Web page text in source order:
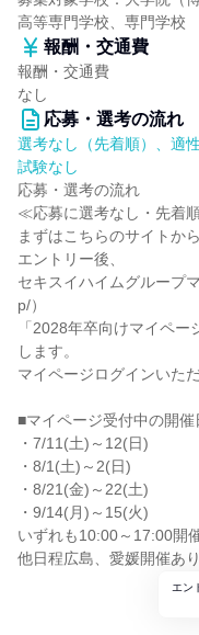
高等専門学校、専門学校
報酬・交通費
報酬・交通費
なし
応募・選考の流れ
選考なし（先着順）、適
試験なし
応募・選考の流れ
≪応募に選考なし・先着
まずはこちらのサイトか
エントリー後、
セキスイハイムグループ
p/）
「2028年卒向けマイペ
します。
マイページログインいた
■マイページ受付中の開催
・7/11(土)～12(日)
・8/1(土)～2(日)
・8/21(金)～22(土)
・9/14(月)～15(火)
いずれも10:00～17:00開
他日程広島、愛媛開催あり
エン